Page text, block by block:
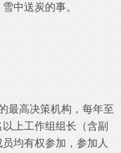
中送炭的事。
最高决策机构，每年至
上工作组组长（含副
均有权参加，参加人